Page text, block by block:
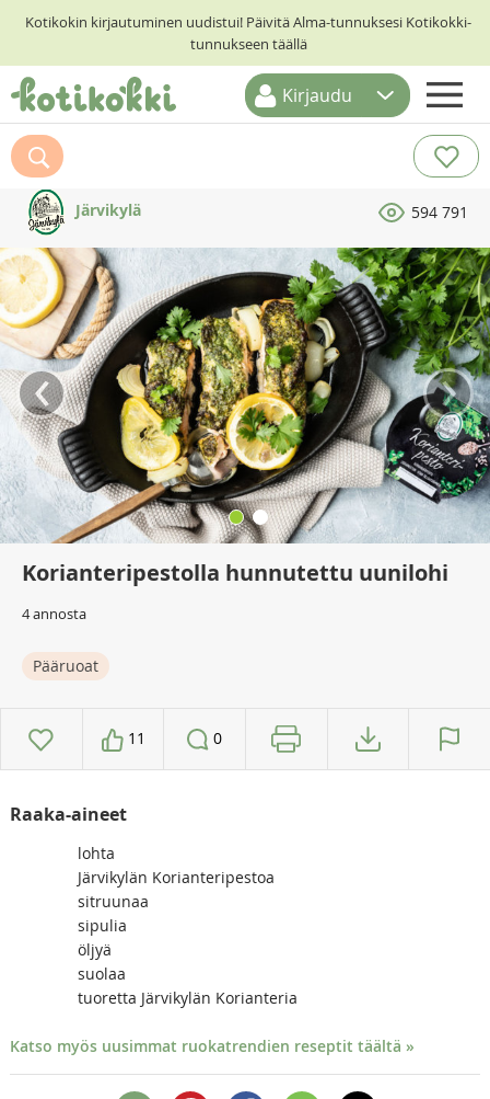
Kotikokin kirjautuminen uudistui! Päivitä Alma-tunnuksesi Kotikokki-
tunnukseen täällä
ETUSIVU
RESEPTIHAKU
RUOKATEEMAT
KESKUSTELUT
KOTIKOKIT
Kirjaudu
Järvikylä 594 791
‹ ›
Korianteripestolla hunnutettu uunilohi
4 annosta
Pääruoat
11 0
Raaka-aineet
lohta
Järvikylän Korianteripestoa
sitruunaa
sipulia
öljyä
suolaa
tuoretta Järvikylän Korianteria
Katso myös uusimmat ruokatrendien reseptit täältä »